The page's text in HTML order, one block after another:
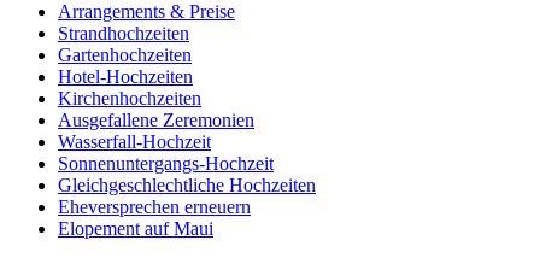
Arrangements & Preise
Strandhochzeiten
Gartenhochzeiten
Hotel-Hochzeiten
Kirchenhochzeiten
Ausgefallene Zeremonien
Wasserfall-Hochzeit
Sonnenuntergangs-Hochzeit
Gleichgeschlechtliche Hochzeiten
Eheversprechen erneuern
Elopement auf Maui